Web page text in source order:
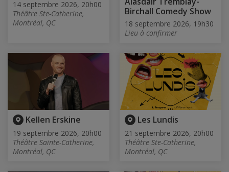
14 septembre 2026, 20h00
Théâtre Ste-Catherine,
Montréal, QC
Birchall Comedy Show
18 septembre 2026, 19h30
Lieu à confirmer
Kellen Erskine
19 septembre 2026, 20h00
Théâtre Sainte-Catherine,
Montréal, QC
Les Lundis
21 septembre 2026, 20h00
Théâtre Ste-Catherine,
Montréal, QC